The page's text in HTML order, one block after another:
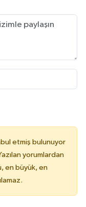
etmiş bulunuyor
yorumlardan
en büyük, en